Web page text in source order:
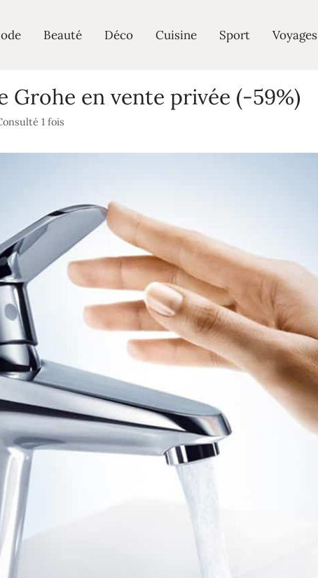
Beauté Déco Cuisine Sport Voyages
Grohe en vente privée (-59%)
1 fois